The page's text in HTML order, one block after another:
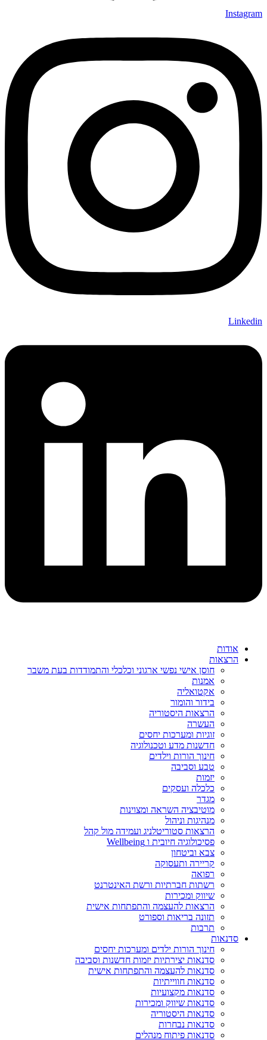
Instagram
Linkedin
אודות
הרצאות
חוסן אישי נפשי ארגוני וכלכלי והתמודדות בעת משבר
אמנות
אקטואליה
בידור והומור
הרצאות היסטוריה
העשרה
זוגיות ומערכות יחסים
חדשנות מדע וטכנולוגיה
חינוך הורות וילדים
טבע וסביבה
יזמות
כלכלה ועסקים
מגדר
מוטיבציה השראה ומצוינות
מנהיגות וניהול
הרצאות סטוריטלניג ועמידה מול קהל
פסיכולוגיה חיובית ו Wellbeing
צבא וביטחון
קריירה ותעסוקה
רפואה
רשתות חברתיות ורשת האינטרנט
שיווק ומכירות
הרצאות להעצמה והתפתחות אישית
תזונה בריאות וספורט
תרבות
סדנאות
חינוך הורות ילדים ומערכות יחסים
סדנאות יצירתיות יזמות חדשנות וסביבה
סדנאות להעצמה והתפתחות אישית
סדנאות חווייתיות
סדנאות מקצועיות
סדנאות שיווק ומכירות
סדנאות היסטוריה
סדנאות נבחרות
סדנאות פיתוח מנהלים